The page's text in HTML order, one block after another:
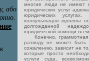
многие люди не имеют
юридических услуг
юридических
консультация юриста
долгожданной
юридической помощи
Конечно, граммотная и
разводу не может быть
сожалению, зависит не
которые просто
услуги суда,